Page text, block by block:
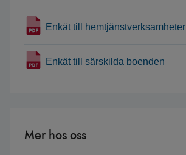
Enkät till hemtjänstverksamheter
Enkät till särskilda boenden
Mer hos oss